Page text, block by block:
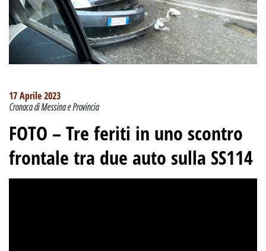
17 Aprile 2023
Cronaca di Messina e Provincia
FOTO – Tre feriti in uno scontro
frontale tra due auto sulla SS114